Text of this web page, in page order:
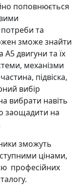
поповнюється
та
зможе знайти
двигуни та їх
механізми
підвіска,
вибір
вибрати навіть
заощадити на
зможуть
цінами,
професійних